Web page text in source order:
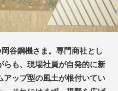
谷鋼機さま。専門商社とし
らも、現場社員が自発的に新
アップ型の風土が根付いてい